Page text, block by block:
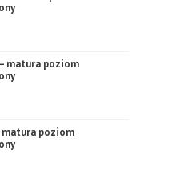
matura poziom
matura poziom